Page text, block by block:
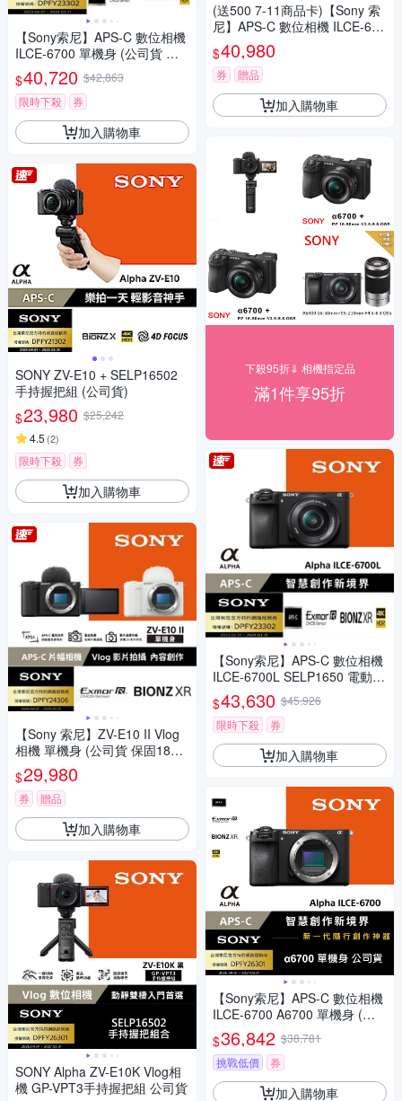
【Sony索尼】APS-C 數位相機
ILCE-6700 單機身 (公司貨 保
固18+6個月)
$40,720 $42,863
限時下殺
券
加入購物車
SONY ZV-E10 + SELP16502
手持握把組 (公司貨)
$23,980 $25,242
4.5 (2)
限時下殺 券
加入購物車
【Sony 索尼】ZV-E10 II Vlog
相機 單機身 (公司貨 保固18+6
個月)
$29,980
券 贈品
加入購物車
SONY Alpha ZV-E10K Vlog相
機 GP-VPT3手持握把組 公司貨
(送500 7-11商品卡)【Sony 索
尼】APS-C 數位相機 ILCE-670
0 單機身 (公司貨 保固18+6個
月)
$40,980
券 贈品
加入購物車
下殺95折⇓ 相機指定品
滿1件享95折
【Sony索尼】APS-C 數位相機
ILCE-6700L SELP1650 電動變
焦鏡組(公司貨 保固18+6個月)
$43,630 $45,926
限時下殺
券
加入購物車
【Sony索尼】APS-C 數位相機
ILCE-6700 A6700 單機身 (公
司貨 保固18+6個月)
$36,842 $38,781
挑戰低價
券
加入購物車